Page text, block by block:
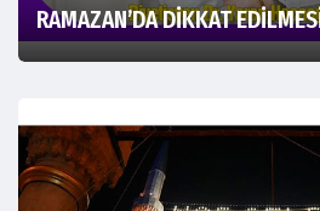
RAMAZAN’DA DİKKAT